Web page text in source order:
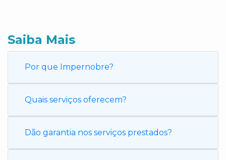
Saiba Mais
Por que Impernobre?
Quais serviços oferecem?
Dão garantia nos serviços prestados?